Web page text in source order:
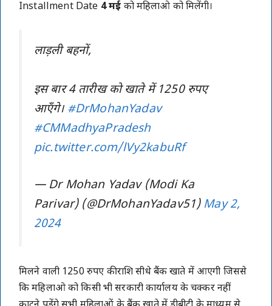
Installment Date 4 मई को महिलाओ को मिलेंगी।
लाड़ली बहनों,
इस बार 4 तारीख को खाते में 1250 रुपए
आएँगे। #DrMohanYadav
#CMMadhyaPradesh
pic.twitter.com/lVy2kabuRf
— Dr Mohan Yadav (Modi Ka
Parivar) (@DrMohanYadav51) May 2,
2024
मिलने वाली 1250 रुपए की राशि सीधे बैंक खाते में आएगी जिससे
कि महिलाओ को किसी भी सरकारी कार्यालय के चक्कर नहीं